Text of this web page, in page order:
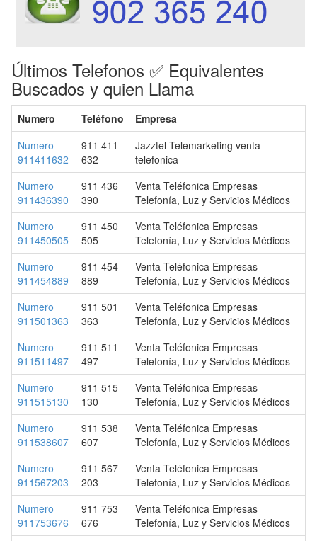
Últimos Telefonos ✅ Equivalentes
Buscados y quien Llama
Numero Teléfono
Empresa
Numero
911411632
911 411
632
Jazztel Telemarketing venta
telefonica
Numero
911436390
911 436
390
Venta Teléfonica Empresas
Telefonía, Luz y Servicios Médicos
Numero
911450505
911 450
505
Venta Teléfonica Empresas
Telefonía, Luz y Servicios Médicos
Numero
911454889
911 454
889
Venta Teléfonica Empresas
Telefonía, Luz y Servicios Médicos
Numero
911501363
911 501
363
Venta Teléfonica Empresas
Telefonía, Luz y Servicios Médicos
Numero
911511497
911 511
497
Venta Teléfonica Empresas
Telefonía, Luz y Servicios Médicos
Numero
911515130
911 515
130
Venta Teléfonica Empresas
Telefonía, Luz y Servicios Médicos
Numero
911538607
911 538
607
Venta Teléfonica Empresas
Telefonía, Luz y Servicios Médicos
Numero
911567203
911 567
203
Venta Teléfonica Empresas
Telefonía, Luz y Servicios Médicos
Numero
911753676
911 753
676
Venta Teléfonica Empresas
Telefonía, Luz y Servicios Médicos